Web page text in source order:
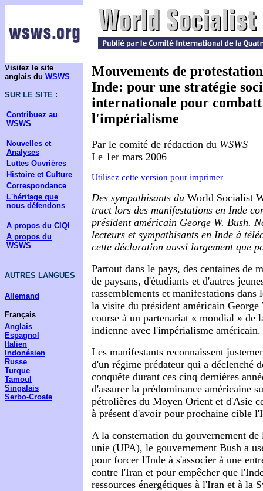
Visitez le site
anglais du WSWS
SUR LE SITE :
Contribuez au
WSWS
Nouvelles et
Analyses
Luttes Ouvrières
Histoire et Culture
Correspondance
L'héritage que
nous défendons
A propos du CIQI
A propos du
WSWS
AUTRES LANGUES
Allemand
Français
Anglais
Espagnol
Italien
Indonésien
Russe
Turque
Tamoul
Singalais
Serbo-Croate
Mouvements de
Inde: pour une stratégie
internationale pour
l'impérialisme
Par le comité de rédaction du WSWS
Le 1er mars 2006
Utilisez cette version pour imprimer
Des sympathisants du World Socialist
tract lors des manifestations en Inde
président américain George W. Bush.
lecteurs et sympathisants en Inde à
cette déclaration aussi largement que
Partout dans le pays, des centaines de
de paysans, d'étudiants et d'autres
rassemblements et manifestations
la visite du président américain
course à un partenariat « mondial » de
indienne avec l'impérialisme américain.
Les manifestants reconnaissent
d'un régime prédateur qui a déclenché
conquête durant ces cinq dernières
d'assurer la prédominance américaine
pétrolières du Moyen Orient et d'Asie
à présent d'avoir pour prochaine cible
A la consternation du gouvernement
unie (UPA), le gouvernement Bush a
pour forcer l'Inde à s'associer à une
contre l'Iran et pour empêcher que
ressources énergétiques à l'Iran et à la